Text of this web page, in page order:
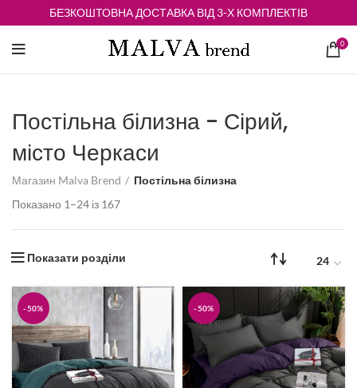
БЕЗКОШТОВНА ДОСТАВКА ВІД 3-Х КОМПЛЕКТІВ
0
Постільна білизна - Сірий,
місто Черкаси
Магазин Malva Brend
Постільна білизна
Показано 1–24 із 167Відсортовано
оцінкою
Показати розділи
-50% -50%